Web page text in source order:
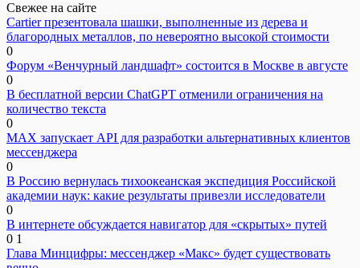
Свежее на сайте
Cartier презентовала шашки, выполненные из дерева и
благородных металлов, по невероятно высокой стоимости
0
Форум «Венчурный ландшафт» состоится в Москве в августе
0
В бесплатной версии ChatGPT отменили ограничения на
количество текста
0
MAX запускает API для разработки альтернативных клиентов
мессенджера
0
В Россию вернулась тихоокеанская экспедиция Российской
академии наук: какие результаты привезли исследователи
0
В интернете обсуждается навигатор для «скрытых» путей
0 1
Глава Минцифры: мессенджер «Макс» будет существовать